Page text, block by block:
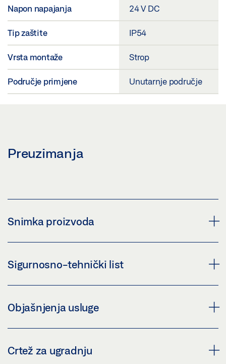
Napon napajanja 24 V DC
Tip zaštite IP54
Vrsta montaže Strop
Područje primjene Unutarnje područje
Preuzimanja
Snimka proizvoda
DETEKTOR TEMPERATURE 153
ZAHTJEV ZA OZNAČAVANJE: © GEZE GmbH
Sigurnosno-tehnički list
GC 153 * SIGURNOSNO-TEHNIČKI LIST HR
Objašnjenja usluge
IZJAVA O SVOJSTVIMA (DOP): GEZE DETEKTOR
TEMPERATURE GC 153 TOČKASTI JAVLJAČ POŽARA
Crtež za ugradnju